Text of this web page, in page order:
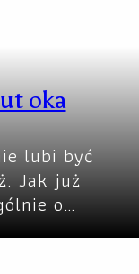
oka
lubi być
Jak już
o…